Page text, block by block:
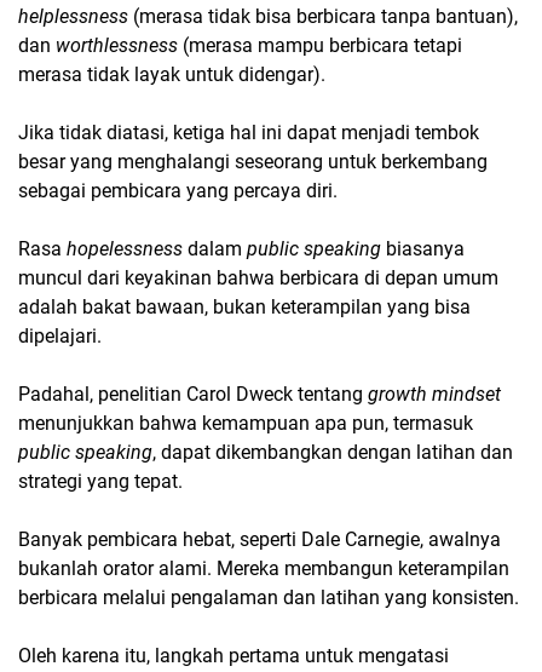
helplessness (merasa tidak bisa berbicara tanpa bantuan),
dan worthlessness (merasa mampu berbicara tetapi
merasa tidak layak untuk didengar).
Jika tidak diatasi, ketiga hal ini dapat menjadi tembok
besar yang menghalangi seseorang untuk berkembang
sebagai pembicara yang percaya diri.
Rasa hopelessness dalam public speaking biasanya
muncul dari keyakinan bahwa berbicara di depan umum
adalah bakat bawaan, bukan keterampilan yang bisa
dipelajari.
Padahal, penelitian Carol Dweck tentang growth mindset
menunjukkan bahwa kemampuan apa pun, termasuk
public speaking, dapat dikembangkan dengan latihan dan
strategi yang tepat.
Banyak pembicara hebat, seperti Dale Carnegie, awalnya
bukanlah orator alami. Mereka membangun keterampilan
berbicara melalui pengalaman dan latihan yang konsisten.
Oleh karena itu, langkah pertama untuk mengatasi